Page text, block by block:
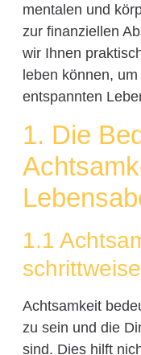
mentalen und
zur finanziellen
wir Ihnen
leben können,
entspannten
1. Die
1.1
Achtsamkeit
zu sein und die
sind. Dies hilft